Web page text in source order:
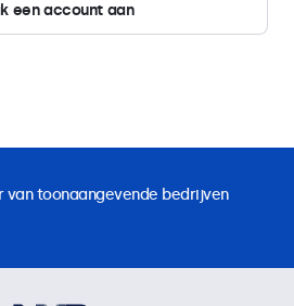
een account aan
van toonaangevende bedrijven